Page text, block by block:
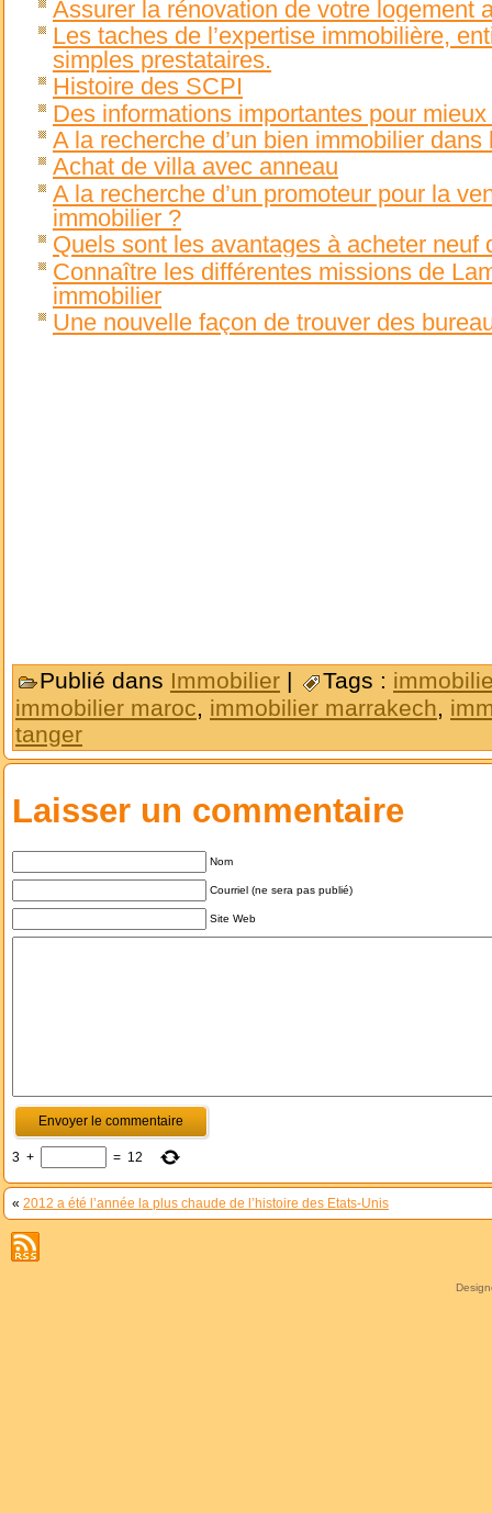
Assurer la rénovation de votre logement
Les taches de l’expertise immobilière,
simples prestataires.
Histoire des SCPI
Des informations importantes pour
A la recherche d’un bien immobilier dans
Achat de villa avec anneau
A la recherche d’un promoteur pour la
immobilier ?
Quels sont les avantages à acheter neuf
Connaître les différentes missions de
immobilier
Une nouvelle façon de trouver des
Publié dans Immobilier | Tags :
immobilier maroc, immobilier marrakech,
tanger
Laisser un commentaire
Nom
Courriel (ne sera pas publié)
Site Web
3 + = 12
« 2012 a été l’année la plus chaude de l’histoire des Etats-Unis